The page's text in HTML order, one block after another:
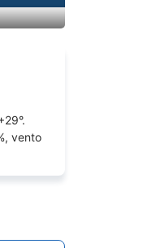
vento